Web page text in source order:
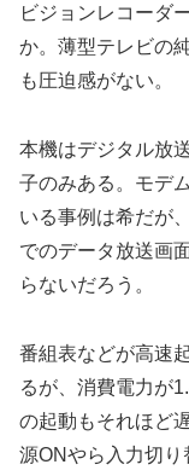
ビジョンレコーダ
か。薄型テレビの
も圧迫感がない。
本機はデジタル放
子のみある。モデ
いる事例は希だが
でのデータ放送画
らないだろう。
番組表などが高速
るが、消費電力が
の起動もそれほど
源ONやら入力切り